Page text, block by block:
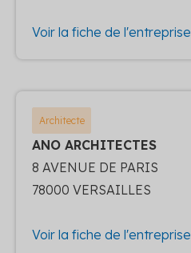
Voir la fiche de l'entreprise
Architecte
ANO ARCHITECTES
8 AVENUE DE PARIS
78000 VERSAILLES
Voir la fiche de l'entreprise